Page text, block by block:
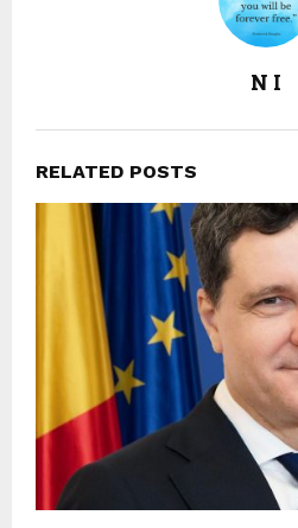
N I
RELATED POSTS